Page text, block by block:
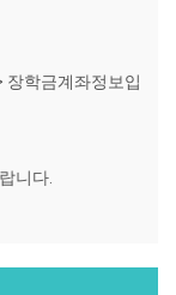
장학금계좌정보입
니다.